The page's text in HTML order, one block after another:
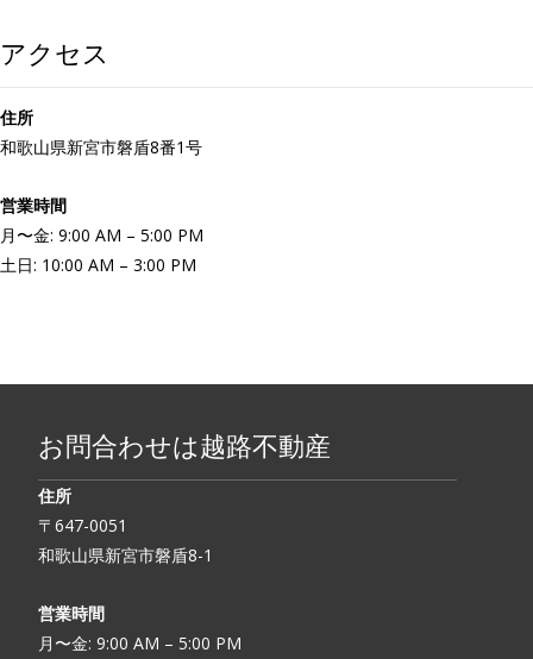
アクセス
住所
和歌山県新宮市磐盾8番1号
営業時間
月〜金: 9:00 AM – 5:00 PM
土日: 10:00 AM – 3:00 PM
お問合わせは越路不動産
住所
〒647-0051
和歌山県新宮市磐盾8-1
営業時間
月〜金: 9:00 AM – 5:00 PM